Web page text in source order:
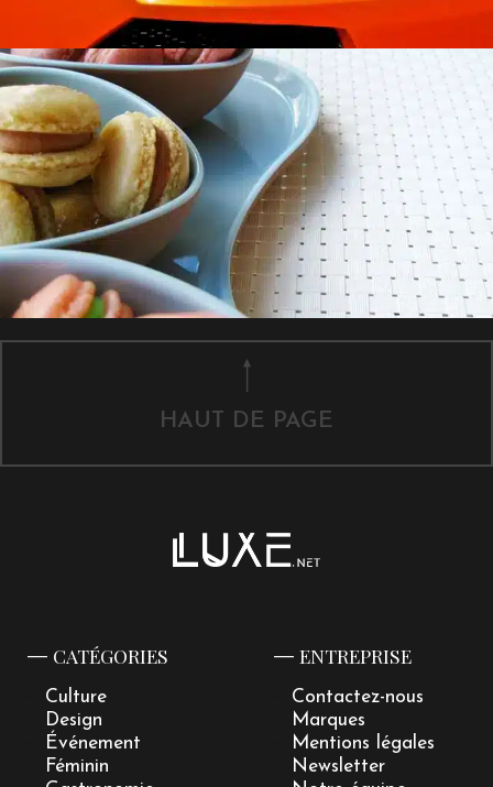
HAUT DE PAGE
CATÉGORIES
Culture
Design
Événement
Féminin
ENTREPRISE
Contactez-nous
Marques
Mentions légales
Newsletter